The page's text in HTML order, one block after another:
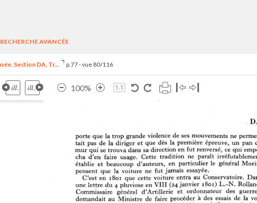
RECHERCHE AVANCÉE
Section DA, Tr... p.77 - vue 80/116
100%